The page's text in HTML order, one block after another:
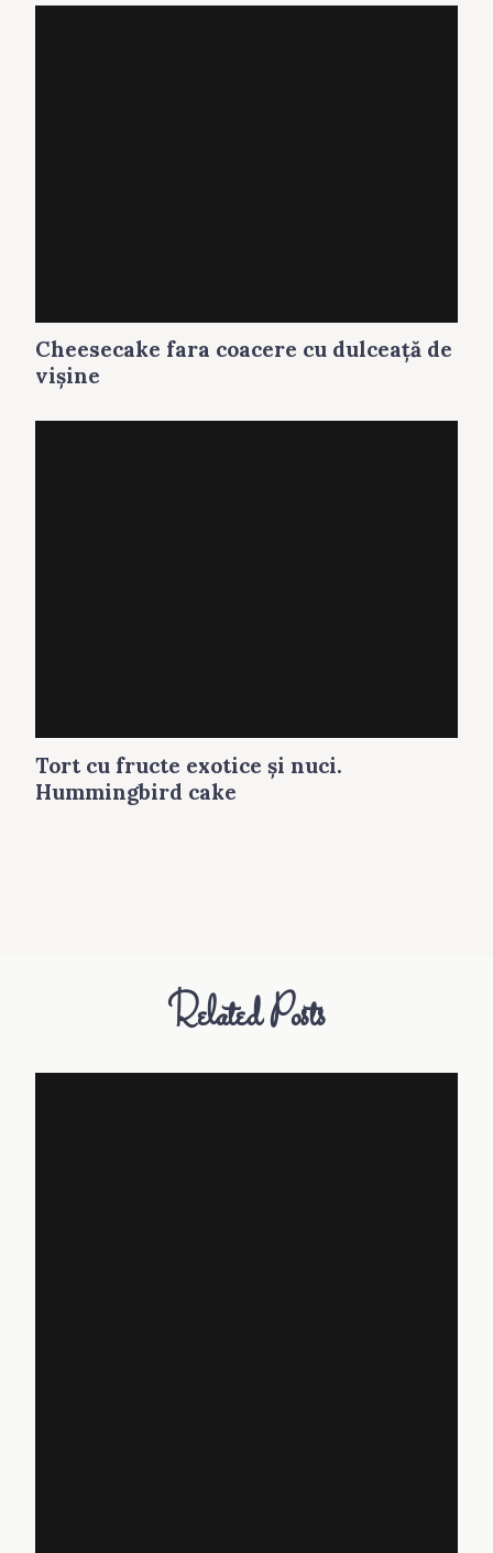
Cheesecake fara coacere cu dulceaţă de
vişine
Tort cu fructe exotice şi nuci.
Hummingbird cake
Related Posts